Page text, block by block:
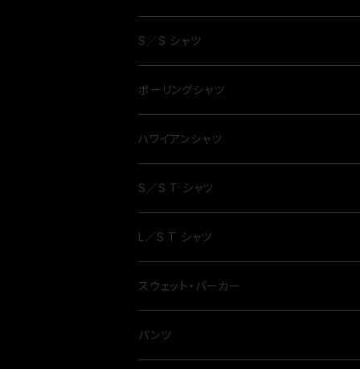
S／S シャツ
ボーリングシャツ
ハワイアンシャツ
S／S T シャツ
L／S T シャツ
スウェット・パーカー
パンツ